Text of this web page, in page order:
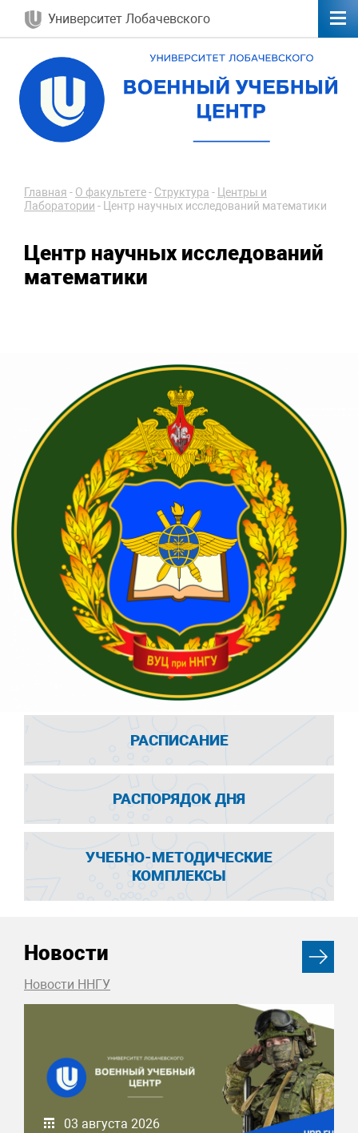
Университет Лобачевского
Главная - О факультете- Структура - Центры и
Лаборатории - Центр научных исследований математики
Центр научных исследований
математики
РАСПИСАНИЕ
РАСПОРЯДОК ДНЯ
УЧЕБНО-МЕТОДИЧЕСКИЕ
КОМПЛЕКСЫ
Новости
Новости ННГУ
03 августа 2026